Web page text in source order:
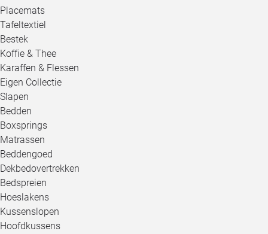
Placemats
Tafeltextiel
Bestek
Koffie & Thee
Karaffen & Flessen
Eigen Collectie
Slapen
Bedden
Boxsprings
Matrassen
Beddengoed
Dekbedovertrekken
Bedspreien
Hoeslakens
Kussenslopen
Hoofdkussens